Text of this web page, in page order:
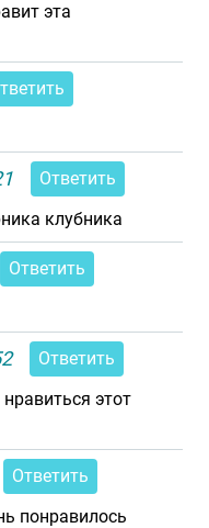
эта
Ответить
клубника
Ответить
Ответить
этот
Ответить
понравилось